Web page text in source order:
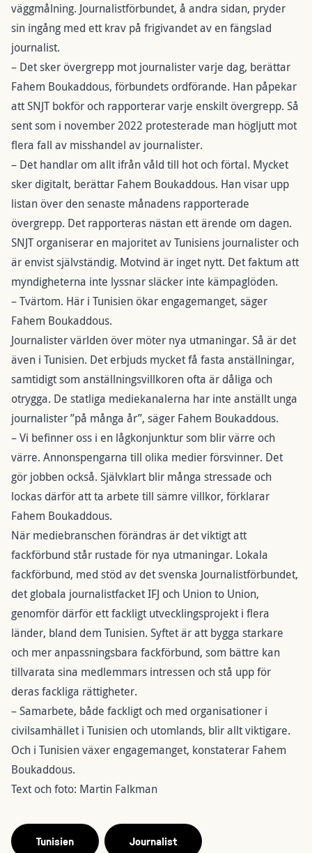
väggmålning. Journalistförbundet, å andra sidan, pryder
sin ingång med ett krav på frigivandet av en fängslad
journalist.
– Det sker övergrepp mot journalister varje dag, berättar
Fahem Boukaddous, förbundets ordförande. Han påpekar
att SNJT bokför och rapporterar varje enskilt övergrepp. Så
sent som i november 2022 protesterade man högljutt mot
flera fall av misshandel av journalister.
– Det handlar om allt ifrån våld till hot och förtal. Mycket
sker digitalt, berättar Fahem Boukaddous. Han visar upp
listan över den senaste månadens rapporterade
övergrepp. Det rapporteras nästan ett ärende om dagen.
SNJT organiserar en majoritet av Tunisiens journalister och
är envist självständig. Motvind är inget nytt. Det faktum att
myndigheterna inte lyssnar släcker inte kämpaglöden.
– Tvärtom. Här i Tunisien ökar engagemanget, säger
Fahem Boukaddous.
Journalister världen över möter nya utmaningar. Så är det
även i Tunisien. Det erbjuds mycket få fasta anställningar,
samtidigt som anställningsvillkoren ofta är dåliga och
otrygga. De statliga mediekanalerna har inte anställt unga
journalister ”på många år”, säger Fahem Boukaddous.
– Vi befinner oss i en lågkonjunktur som blir värre och
värre. Annonspengarna till olika medier försvinner. Det
gör jobben också. Självklart blir många stressade och
lockas därför att ta arbete till sämre villkor, förklarar
Fahem Boukaddous.
När mediebranschen förändras är det viktigt att
fackförbund står rustade för nya utmaningar. Lokala
fackförbund, med stöd av det svenska Journalistförbundet,
det globala journalistfacket IFJ och Union to Union,
genomför därför ett fackligt utvecklingsprojekt i flera
länder, bland dem Tunisien. Syftet är att bygga starkare
och mer anpassningsbara fackförbund, som bättre kan
tillvarata sina medlemmars intressen och stå upp för
deras fackliga rättigheter.
– Samarbete, både fackligt och med organisationer i
civilsamhället i Tunisien och utomlands, blir allt viktigare.
Och i Tunisien växer engagemanget, konstaterar Fahem
Boukaddous.
Text och foto: Martin Falkman
Tunisien Journalist